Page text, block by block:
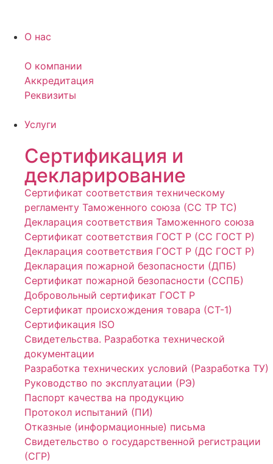
О нас
О компании
Аккредитация
Реквизиты
Услуги
Сертификация и
декларирование
Сертификат соответствия техническому
регламенту Таможенного союза (СС ТР ТС)
Декларация соответствия Таможенного союза
Сертификат соответствия ГОСТ Р (СС ГОСТ Р)
Декларация соответствия ГОСТ Р (ДС ГОСТ Р)
Декларация пожарной безопасности (ДПБ)
Сертификат пожарной безопасности (ССПБ)
Добровольный сертификат ГОСТ Р
Сертификат происхождения товара (СТ-1)
Сертификация ISO
Свидетельства. Разработка технической
документации
Разработка технических условий (Разработка ТУ)
Руководство по эксплуатации (РЭ)
Паспорт качества на продукцию
Протокол испытаний (ПИ)
Отказные (информационные) письма
Свидетельство о государственной регистрации
(СГР)